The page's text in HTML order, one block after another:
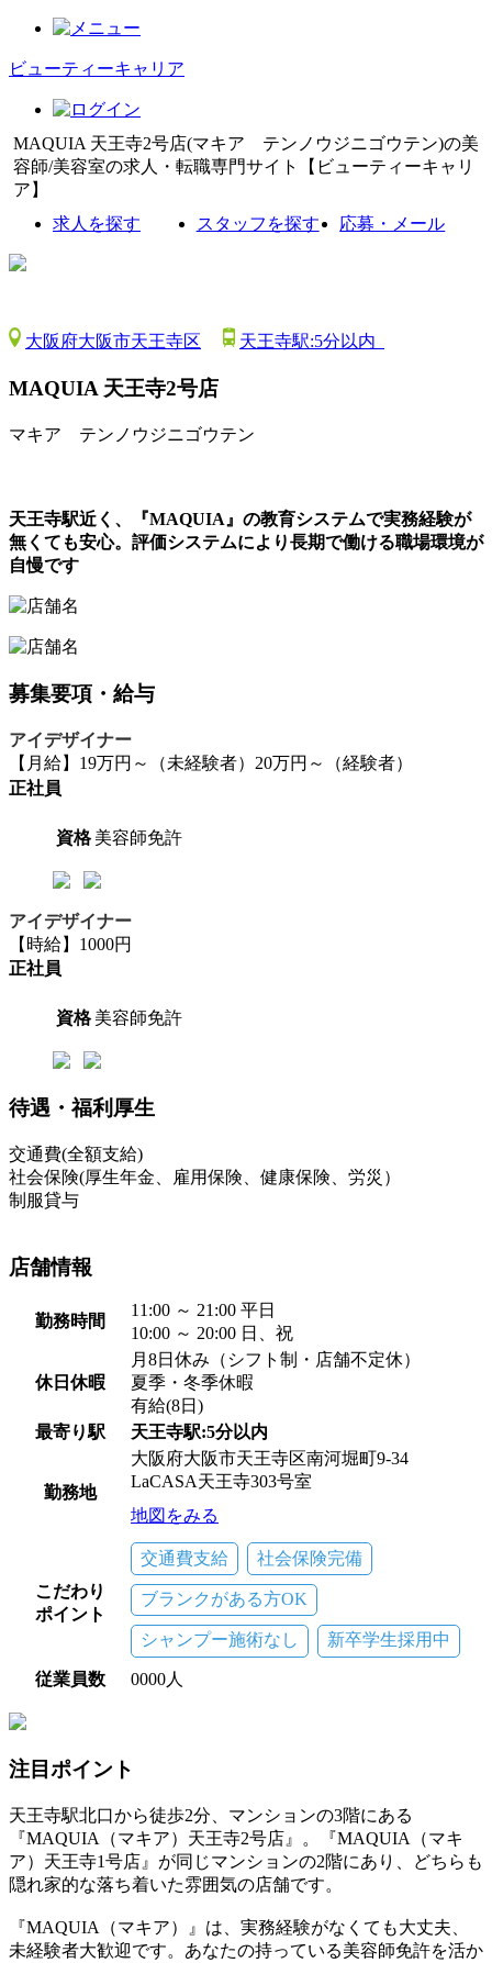
ビューティーキャリア
MAQUIA 天王寺2号店(マキア テンノウジニゴウテン)の美
容師/美容室の求人・転職専門サイト【ビューティーキャリ
ア】
求人を探す
スタッフを探す 応募・メール
大阪府大阪市天王寺区 天王寺駅:5分以内
MAQUIA 天王寺2号店
マキア テンノウジニゴウテン
天王寺駅近く、『MAQUIA』の教育システムで実務経験が
無くても安心。評価システムにより長期で働ける職場環境が
自慢です
募集要項・給与
アイデザイナー
【月給】19万円～（未経験者）20万円～（経験者）
正社員
資格 美容師免許
アイデザイナー
【時給】1000円
正社員
資格 美容師免許
待遇・福利厚生
交通費(全額支給)
社会保険(厚生年金、雇用保険、健康保険、労災）
制服貸与
店舗情報
勤務時間
11:00 ～ 21:00 平日
10:00 ～ 20:00 日、祝
休日休暇
月8日休み（シフト制・店舗不定休）
夏季・冬季休暇
有給(8日)
最寄り駅
天王寺駅:5分以内
勤務地
大阪府大阪市天王寺区南河堀町9-34
LaCASA天王寺303号室
地図をみる
こだわり
ポイント
交通費支給 社会保険完備
ブランクがある方OK
シャンプー施術なし 新卒学生採用中
従業員数 0000人
注目ポイント
天王寺駅北口から徒歩2分、マンションの3階にある
『MAQUIA（マキア）天王寺2号店』。『MAQUIA（マキ
ア）天王寺1号店』が同じマンションの2階にあり、どちらも
隠れ家的な落ち着いた雰囲気の店舗です。
『MAQUIA（マキア）』は、実務経験がなくても大丈夫、
未経験者大歓迎です。あなたの持っている美容師免許を活か